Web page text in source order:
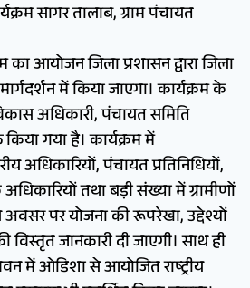
सागर तालाब, ग्राम पंचायत
का आयोजन जिला प्रशासन द्वारा जिला
में किया जाएगा। कार्यक्रम के
अधिकारी, पंचायत समिति
किया गया है। कार्यक्रम में
अधिकारियों, पंचायत प्रतिनिधियों,
तथा बड़ी संख्या में ग्रामीणों
पर योजना की रूपरेखा, उद्देश्यों
विस्तृत जानकारी दी जाएगी। साथ ही
में ओडिशा से आयोजित राष्ट्रीय